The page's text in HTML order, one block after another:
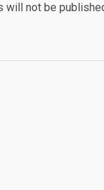
will not be